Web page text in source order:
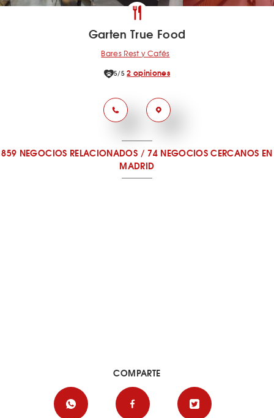
Garten True Food
Bares Rest y Cafés
5/5 2 opiniones
859 NEGOCIOS RELACIONADOS / 74 NEGOCIOS CERCANOS EN
MADRID
COMPARTE